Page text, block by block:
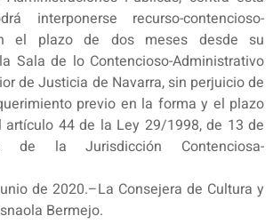
interponerse recurso-contencioso-
el plazo de dos meses desde su
Sala de lo Contencioso-Administrativo
de Justicia de Navarra, sin perjuicio de
previo en la forma y el plazo
artículo 44 de la Ley 29/1998, de 13 de
de la Jurisdicción Contenciosa-
de 2020.–La Consejera de Cultura y
Bermejo.